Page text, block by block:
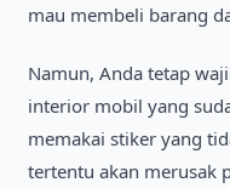
mau membeli barang
Namun, Anda tetap
interior mobil yang
memakai stiker yang
tertentu akan merusak